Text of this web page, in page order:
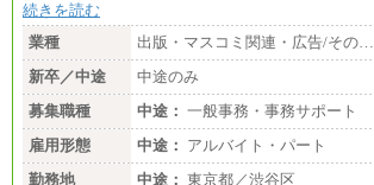
続きを読む
業種
出版・マスコミ関連・広告/その…
新卒／中途
中途のみ
募集職種
中途： 一般事務・事務サポート
雇用形態
中途： アルバイト・パート
勤務地
中途： 東京都／渋谷区